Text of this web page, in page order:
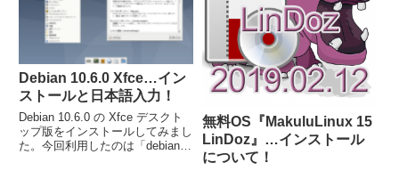
Debian 10.6.0 Xfce…イン
ストールと日本語入力！
Debian 10.6.0 の Xfce デスクト
ップ版をインストールしてみまし
た。今回利用したのは「debian-
無料OS『MakuluLinux 15
LinDoz』…インストール
について！